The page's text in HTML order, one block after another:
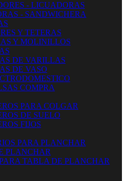
- LICUADORAS
- SANDWICHERA
Y TETERAS
Y MOLINILLOS
DE VARILLAS
DE VASO
COMPRA
PARA COLGAR
DE SUELO
FIJOS
PARA PLANCHAR
PLANCHAR
TABLA DE PLANCHAR